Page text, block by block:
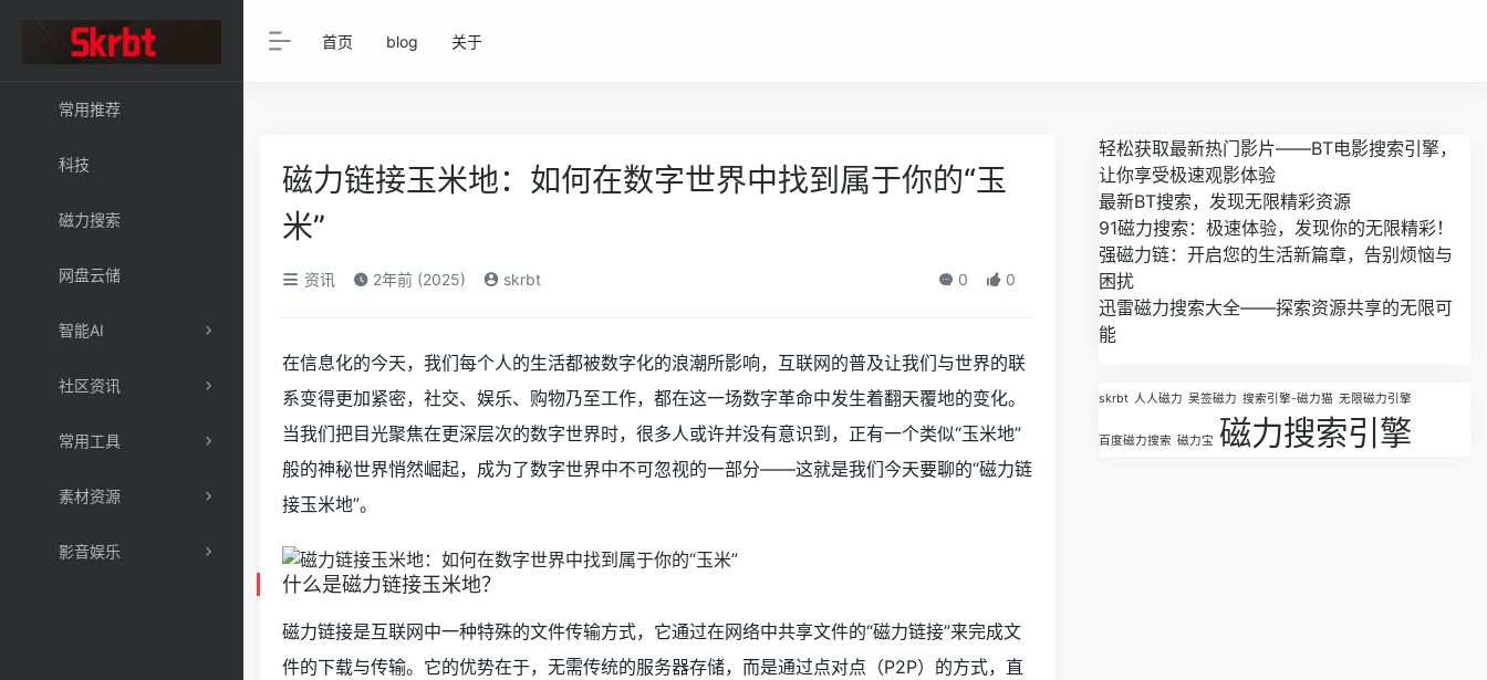
常用推荐
科技
磁力搜索
网盘云储
智能AI
社区资讯
常用工具
素材资源
影音娱乐
首页 blog 关于
磁力链接玉米地：如何在数字世界中找到属于你的“玉
米”
资讯 2年前 (2025) skrbt 0 0
在信息化的今天，我们每个人的生活都被数字化的浪潮所影响，互联网的普及让我们与世界的联
系变得更加紧密，社交、娱乐、购物乃至工作，都在这一场数字革命中发生着翻天覆地的变化。
当我们把目光聚焦在更深层次的数字世界时，很多人或许并没有意识到，正有一个类似“玉米地”
般的神秘世界悄然崛起，成为了数字世界中不可忽视的一部分——这就是我们今天要聊的“磁力链
接玉米地”。
什么是磁力链接玉米地？
磁力链接是互联网中一种特殊的文件传输方式，它通过在网络中共享文件的“磁力链接”来完成文
件的下载与传输。它的优势在于，无需传统的服务器存储，而是通过点对点（P2P）的方式，直
轻松获取最新热门影片——BT电影搜索引擎，
让你享受极速观影体验
最新BT搜索，发现无限精彩资源
91磁力搜索：极速体验，发现你的无限精彩！
强磁力链：开启您的生活新篇章，告别烦恼与
困扰
迅雷磁力搜索大全——探索资源共享的无限可
能
skrbt 人人磁力 吴签磁力 搜索引擎-磁力猫 无限磁力引擎
百度磁力搜索 磁力宝 磁力搜索引擎